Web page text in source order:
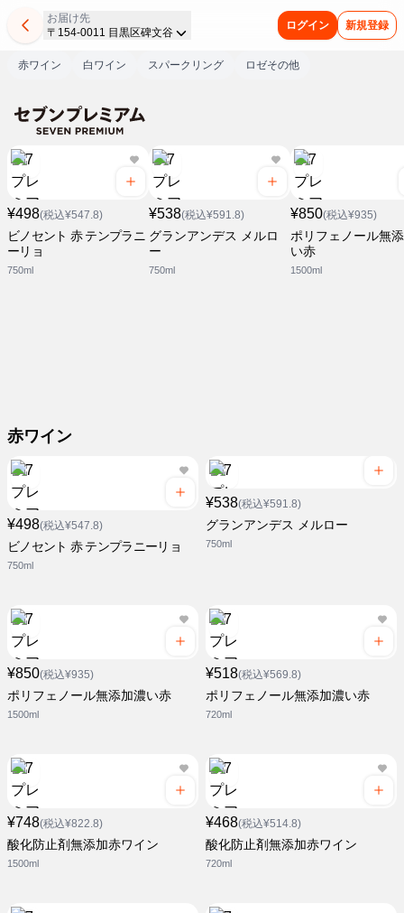
お届け先
〒154-0011 目黒区碑文谷
ログイン 新規登録
赤ワイン 白ワイン スパークリング ロゼその他
¥498(税込¥547.8)
ビノセント 赤 テンプラニ
ーリョ
750ml
¥538(税込¥591.8)
グランアンデス メルロ
ー
750ml
¥850(税込¥935)
ポリフェノール無
い赤
1500ml
赤ワイン
¥498(税込¥547.8)
ビノセント 赤 テンプラニーリョ
750ml
¥538(税込¥591.8)
グランアンデス メルロー
750ml
¥850(税込¥935)
ポリフェノール無添加濃い赤
1500ml
¥518(税込¥569.8)
ポリフェノール無添加濃い赤
720ml
¥748(税込¥822.8)
酸化防止剤無添加赤ワイン
1500ml
¥468(税込¥514.8)
酸化防止剤無添加赤ワイン
720ml